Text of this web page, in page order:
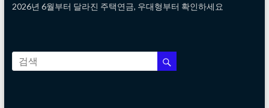
2026년 6월부터 달라진 주택연금, 우대형부터 확인하세요